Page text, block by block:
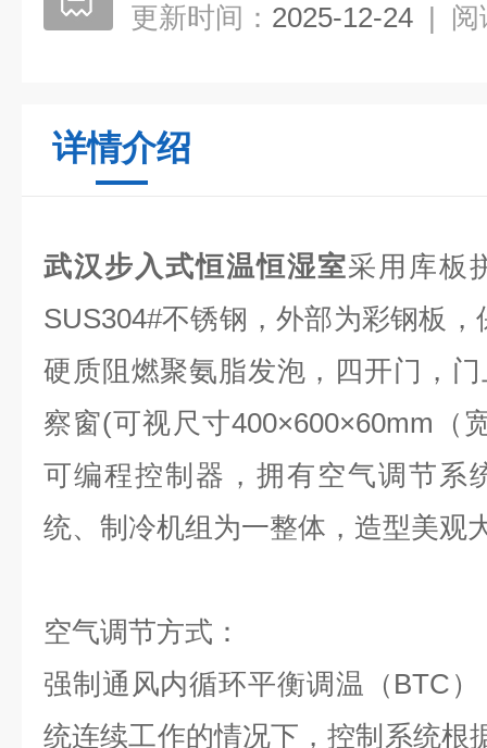
更新时间： 2025-12-24 | 阅
详情介绍
武汉步入式恒温恒湿室采用库板
SUS304#不锈钢，外部为彩钢板
硬质阻燃聚氨脂发泡，四开门，
察窗(可视尺寸400×600×60mm（
可编程控制器，拥有空气调节系
统、制冷机组为一整体，造型美观
空气调节方式：
强制通风内循环平衡调温（BTC
统连续工作的情况下，控制系统根